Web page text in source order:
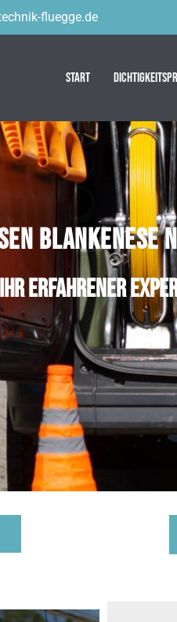
fluegge.de
Start
BLANKENESE
erfahrener